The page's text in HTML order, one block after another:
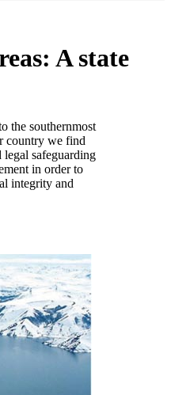
A state
the southernmost
country we find
legal safeguarding
in order to
integrity and